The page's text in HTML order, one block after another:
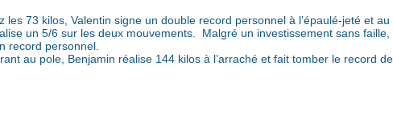
les 73 kilos, Valentin signe un double record personnel à l’épaulé-jeté et au
un 5/6 sur les deux mouvements. Malgré un investissement sans
record personnel.
au pole, Benjamin réalise 144 kilos à l’arraché et fait tomber le record